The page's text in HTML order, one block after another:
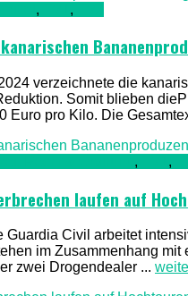
, ,
verzeichnete die
Somit blieben
Euro pro Kilo. Die
, ,
laufen auf
Guardia Civil arbeitet
im Zusammenhang
zwei Drogendealer ...